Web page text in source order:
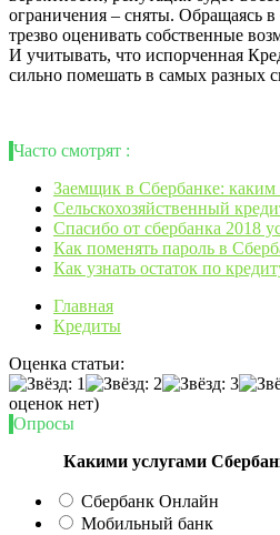
ограничения – сняты. Обращаясь
трезво оценивать собственные
И учитывать, что испорченная
сильно помешать в самых разных
Часто смотрят :
Заемщик в Сбербанке:
Сельскохозяйственный
Спасибо от сбербанка 2018
Как поменять пароль в
Как узнать остаток по
Главная
Кредиты
Оценка статьи:
оценок нет)
Опросы
Какими услугами
Сбербанк Онлайн
Мобильный банк